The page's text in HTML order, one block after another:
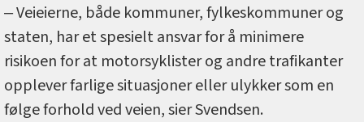
‒ Veieierne, både kommuner, fylkeskommuner og
staten, har et spesielt ansvar for å minimere
risikoen for at motorsyklister og andre trafikanter
opplever farlige situasjoner eller ulykker som en
følge forhold ved veien, sier Svendsen.